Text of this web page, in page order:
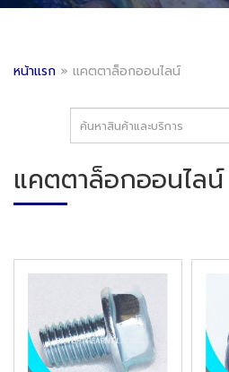
หน้าแรก » แคตตาล็อกออนไลน์
แคตตาล็อกออนไลน์